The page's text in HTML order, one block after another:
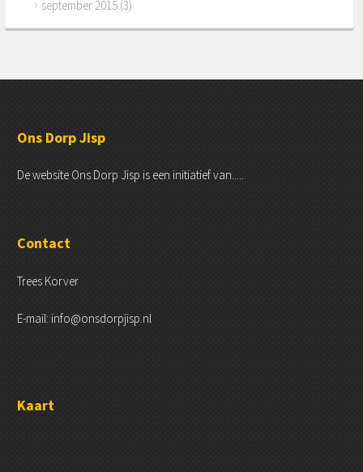
september 2015 (3)
Ons Dorp Jisp
De website Ons Dorp Jisp is een initiatief van.....
Contact
Trees Korver
E-mail: info@onsdorpjisp.nl
Kaart